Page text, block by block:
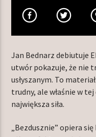
ALL BY MYSELF
ERIC CARMEN
TERAZ W RAMÓWCE
NA MOJEJ
22:00
Jan Bednarz debiutuje
utwór pokazuje, że nie
usłyszanym. To
trudny, ale właśnie w
największa siła.
„Bezdusznie” opiera